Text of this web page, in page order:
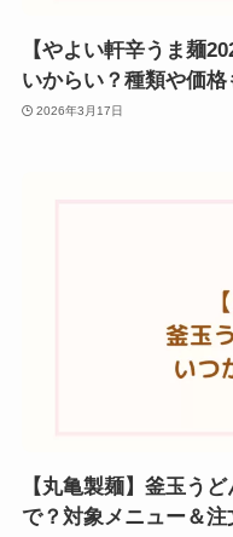
【やよい軒辛うま麺
いからい？種類や価格
2026年3月17日
【丸亀製麺】釜玉う
で？対象メニュー＆